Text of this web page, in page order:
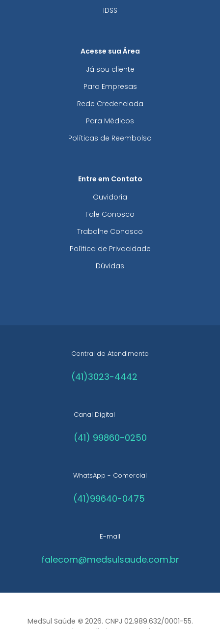
IDSS
Acesse sua Área
Já sou cliente
Para Empresas
Rede Credenciada
Para Médicos
Políticas de Reembolso
Entre em Contato
Ouvidoria
Fale Conosco
Trabalhe Conosco
Política de Privacidade
Dúvidas
Central de Atendimento
(41)3023-4442
Canal Digital
(41) 99860-0250
WhatsApp - Comercial
(41)99640-0475
E-mail
falecom@medsulsaude.com.br
MedSul Saúde © 2026. CNPJ 02.989.632/0001-55.